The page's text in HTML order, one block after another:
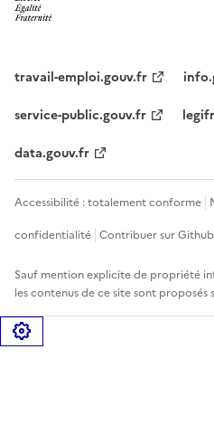
travail-emploi.gouv.fr
service-public.gouv.fr
data.gouv.fr
Accessibilité : totalement conforme
confidentialité Contribuer sur Github
Sauf mention explicite de propriété
les contenus de ce site sont proposés
Gérer les cookies